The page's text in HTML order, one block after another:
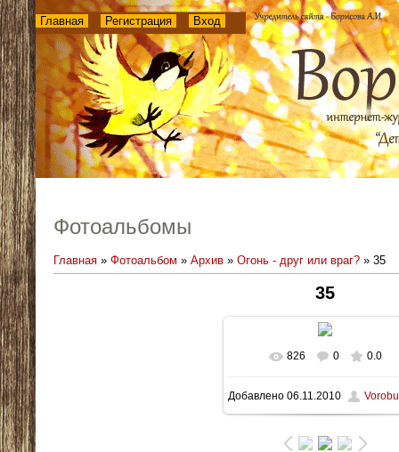
Главная Регистрация Вход
Фотоальбомы
Главная » Фотоальбом » Архив » Огонь - друг или враг? » 35
35
В реальном размере
280.0Kb
826 0 0.0
Добавлено 06.11.2010